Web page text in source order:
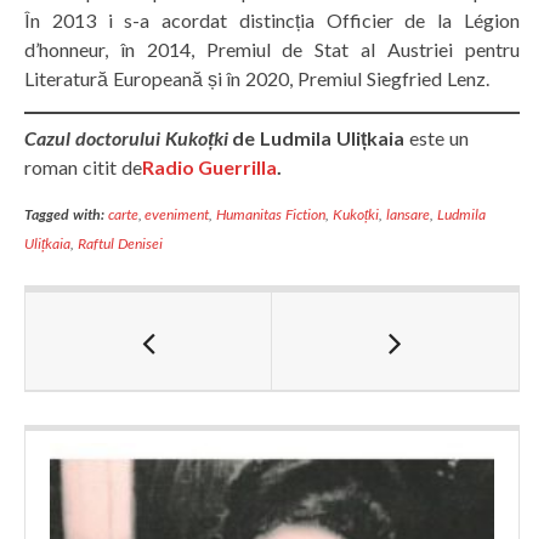
În 2013 i s-a acordat distincția Officier de la Légion
d’honneur, în 2014, Premiul de Stat al Austriei pentru
Literatură Europeană și în 2020, Premiul Siegfried Lenz.
Cazul doctorului Kukoțkide Ludmila Ulițkaia este un
roman citit deRadio Guerrilla.
Tagged with: carte,eveniment,Humanitas Fiction, Kukoțki, lansare, Ludmila
Ulițkaia, Raftul Denisei